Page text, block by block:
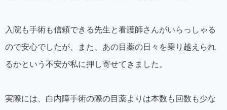
入院も手術も信頼できる先生と看護師さんがいらっしゃる
ので安心でしたが、また、あの目薬の日々を乗り越えられ
るかという不安が私に押し寄せてきました。
実際には、白内障手術の際の目薬よりは本数も回数も少な